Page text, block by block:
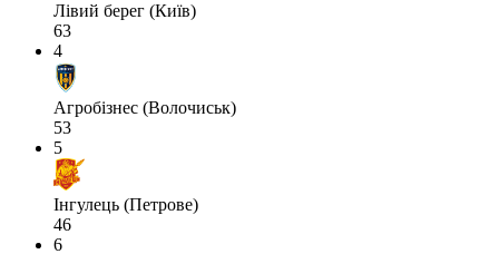
Лівий берег (Київ)
63
4
Агробізнес (Волочиськ)
53
5
Інгулець (Петрове)
46
6